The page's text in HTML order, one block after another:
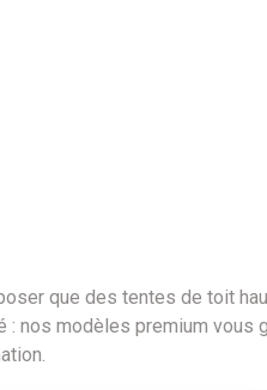
que des tentes de toit
nos modèles premium vous